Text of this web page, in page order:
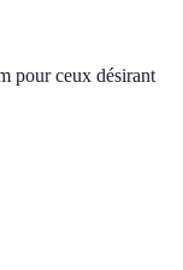
pour ceux désirant